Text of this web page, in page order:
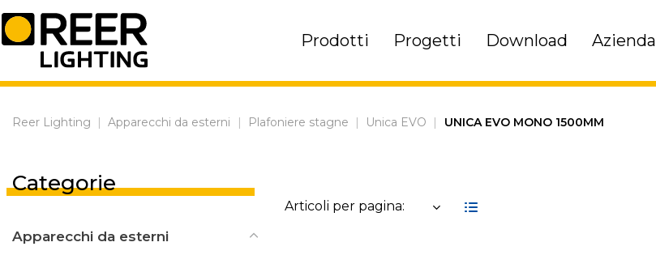
Skip
to
content
Prodotti Progetti Download Azienda
Reer Lighting Apparecchi da esterni Plafoniere stagne Unica EVO UNICA EVO MONO 1500MM
Categorie
Apparecchi da esterni
Articoli per pagina: